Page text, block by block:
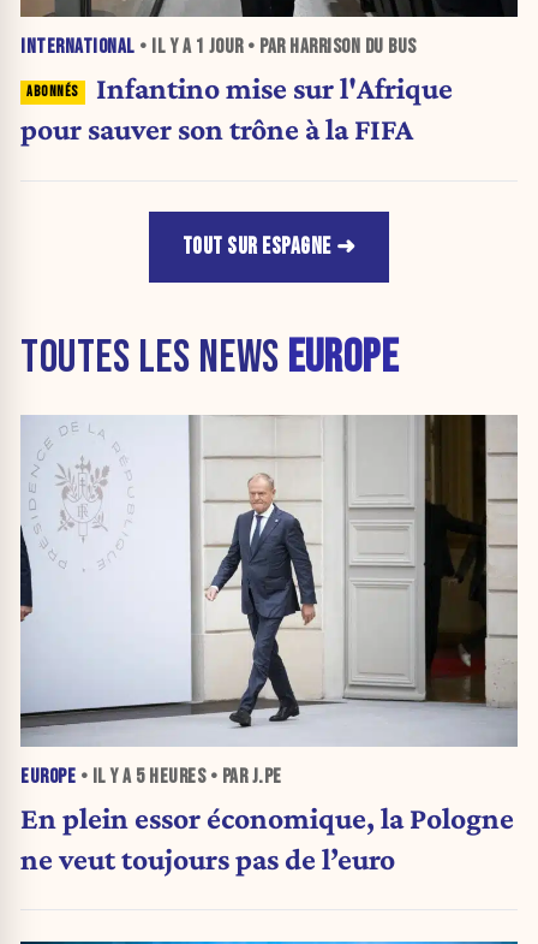
INTERNATIONAL • IL Y A 1 JOUR• PAR HARRISON DU BUS
Infantino mise sur l'Afrique
pour sauver son trône à la FIFA
TOUT SUR ESPAGNE
TOUTES LES NEWS EUROPE
EUROPE • IL Y A 5 HEURES• PAR J.PE
En plein essor économique, la Pologne
ne veut toujours pas de l’euro